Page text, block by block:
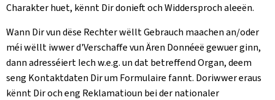
Charakter huet, kënnt Dir donieft och Widdersproch aleeën.
Wann Dir vun dëse Rechter wëllt Gebrauch maachen an/oder
méi wëllt iwwer d'Verschaffe vun Ären Donnéeë gewuer ginn,
dann adresséiert Iech w.e.g. un dat betreffend Organ, deem
seng Kontaktdaten Dir um Formulaire fannt. Doriwwer eraus
kënnt Dir och eng Reklamatioun bei der nationaler